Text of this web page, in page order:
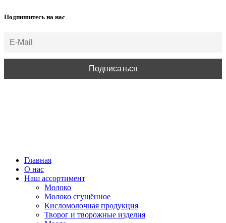
Подпишитесь на нас
Главная
О нас
Наш ассортимент
Молоко
Молоко сгущённое
Кисломолочная продукция
Творог и творожные изделия